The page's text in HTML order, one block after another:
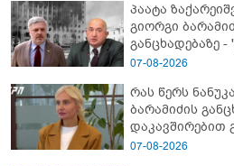
პაატა
გიორგი
განცხადებაზე
დეტალურად
ბარამიძე კი
07-08-2026
რას წერს
ბარამიძის
დაკავშირებით
07-08-2026